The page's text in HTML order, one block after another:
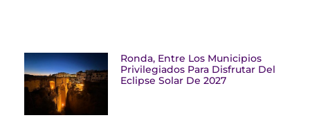
Ronda, Entre Los Municipios
Privilegiados Para Disfrutar Del
Eclipse Solar De 2027